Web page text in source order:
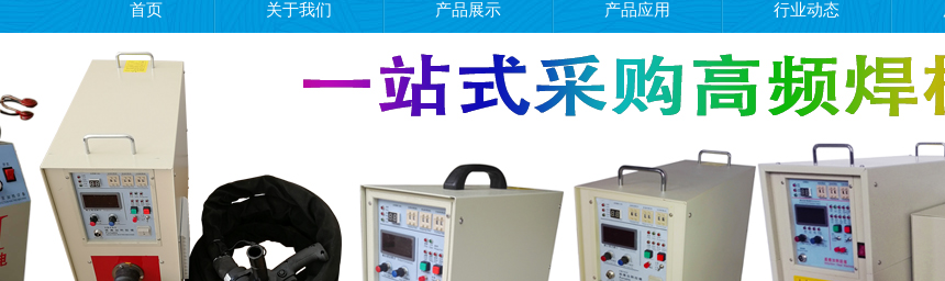
首页 关于我们 产品展示 产品应用 行业动态